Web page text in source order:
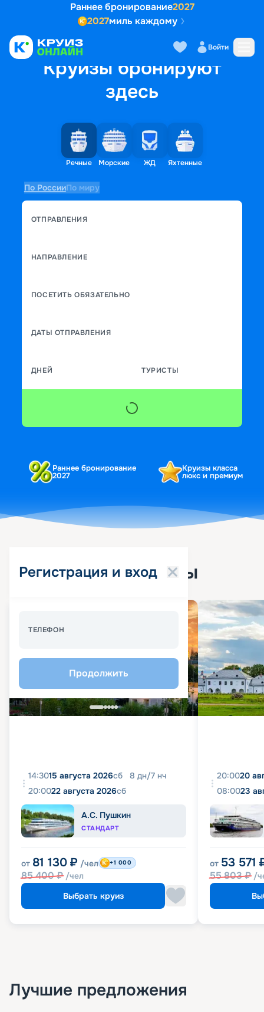
Раннее бронирование2027
2027миль каждому
Войти
Круизы бронируют
здесь
Речные Морские ЖД Яхтенные
По РоссииПо миру
ОТПРАВЛЕНИЯ
НАПРАВЛЕНИЕ
ПОСЕТИТЬ ОБЯЗАТЕЛЬНО
ДАТЫ ОТПРАВЛЕНИЯ
ДНЕЙ ТУРИСТЫ
Раннее бронирование
2027
Круизы класса
люкс и премиум
Регистрация и вход
ТЕЛЕФОН
Продолжить
Популярные круизы
14:3015 августа 2026сб 8 дн/7 нч
20:0022 августа 2026сб
А.С. Пушкин
СТАНДАРТ
от 81 130 ₽ /чел
85 400₽ /чел
+1 000
Выбрать круиз
20:0020
08:0023
от 53 571
55 803₽ /
Лучшие предложения